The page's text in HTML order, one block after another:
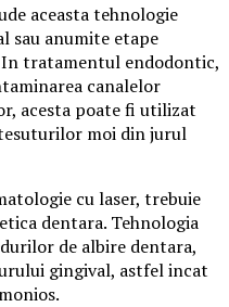
aceasta tehnologie
sau anumite etape
tratamentul endodontic,
canalelor
acesta poate fi utilizat
moi din jurul
cu laser, trebuie
dentara. Tehnologia
de albire dentara,
gingival, astfel incat